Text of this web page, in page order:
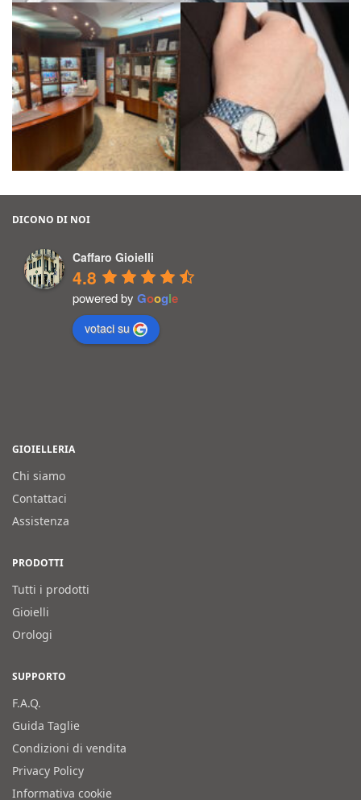
DICONO DI NOI
Caffaro Gioielli
4.8
powered by Google
votaci su
GIOIELLERIA
Chi siamo
Contattaci
Assistenza
PRODOTTI
Tutti i prodotti
Gioielli
Orologi
SUPPORTO
F.A.Q.
Guida Taglie
Condizioni di vendita
Privacy Policy
Informativa cookie